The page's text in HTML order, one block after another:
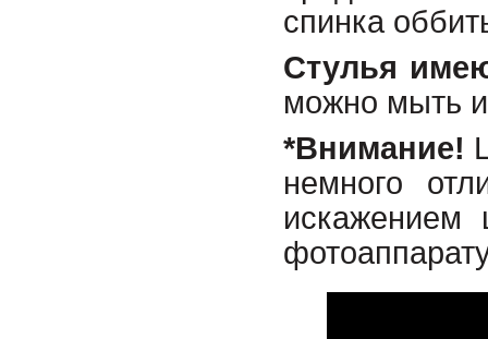
спинка
Стулья
можно мыть
*Внимание!
немного
искажением